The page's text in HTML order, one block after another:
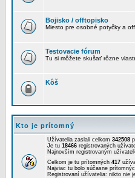
Bojisko / offtopisko
Miesto pre osobné potyčky a
Testovacie fórum
Tu si môžete skušať rôzne
Kôš
Kto je prítomný
Užívatelia zaslali celkom 342508
Je tu 18466 registrovaných
Najnovším registrovaným
Celkom je tu prítomných 417
Najviac tu bolo súčasne
Registrovaní užívatelia: nikto nie